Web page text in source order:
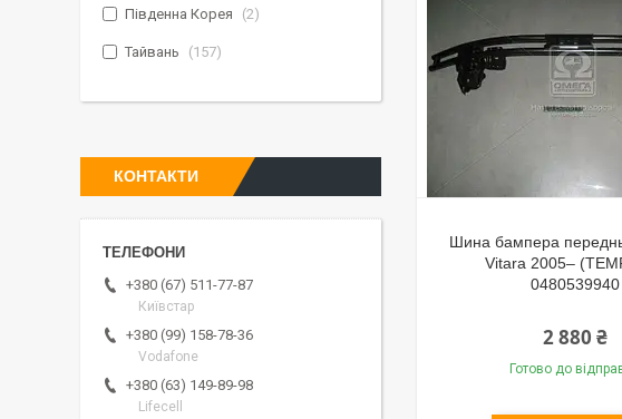
Шина бампера
Vitara 2005–
0480539940
2 880 ₴
Готово до
Південна Корея 2
Тайвань 157
КОНТАКТИ
+380 (67) 511-77-87
Київстар
+380 (99) 158-78-36
Vodafone
+380 (63) 149-89-98
Lifecell